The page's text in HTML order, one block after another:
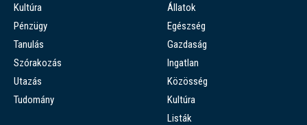
Kultúra
Pénzügy
Tanulás
Szórakozás
Utazás
Tudomány
Állatok
Egészség
Gazdaság
Ingatlan
Közösség
Kultúra
Listák